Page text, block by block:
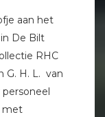
aan het
De Bilt
RHC
G. H. L. van
met